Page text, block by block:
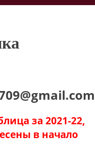
за 2021-22,
в начало